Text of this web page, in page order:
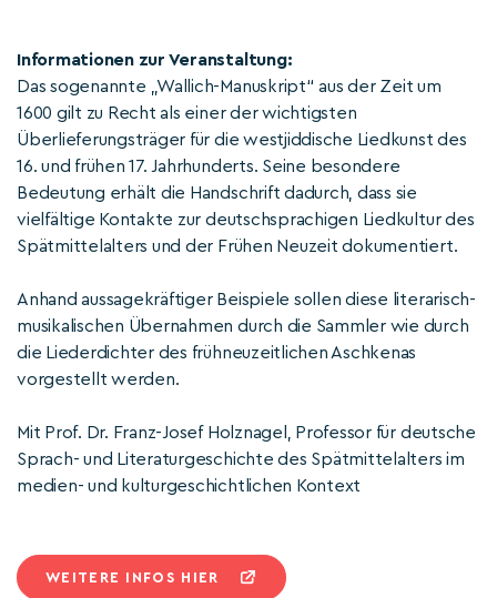
Informationen zur Veranstaltung:
Das sogenannte „Wallich-Manuskript“ aus der Zeit um
1600 gilt zu Recht als einer der wichtigsten
Überlieferungsträger für die westjiddische Liedkunst des
16. und frühen 17. Jahrhunderts. Seine besondere
Bedeutung erhält die Handschrift dadurch, dass sie
vielfältige Kontakte zur deutschsprachigen Liedkultur des
Spätmittelalters und der Frühen Neuzeit dokumentiert.
Anhand aussagekräftiger Beispiele sollen diese literarisch-
musikalischen Übernahmen durch die Sammler wie durch
die Liederdichter des frühneuzeitlichen Aschkenas
vorgestellt werden.
Mit Prof. Dr. Franz-Josef Holznagel, Professor für deutsche
Sprach- und Literaturgeschichte des Spätmittelalters im
medien- und kulturgeschichtlichen Kontext
WEITERE INFOS HIER